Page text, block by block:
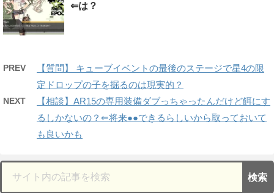
⇐は？
PREV
【質問】 キューブイベントの最後のステージで星4の限
定ドロップの子を掘るのは現実的？
NEXT
【相談】AR15の専用装備ダブっちゃったんだけど餌にす
るしかないの？⇐将来●●できるらしいから取っておいて
も良いかも